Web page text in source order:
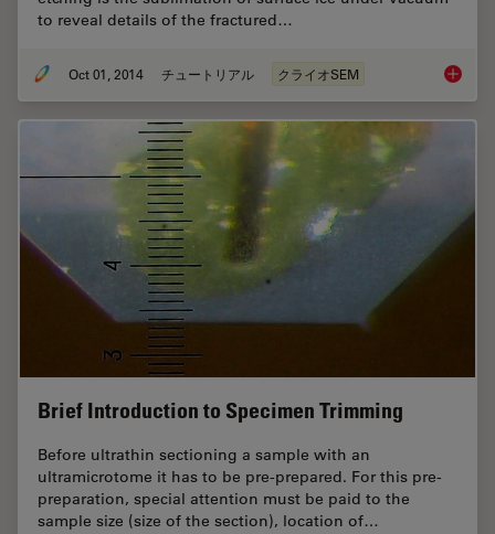
to reveal details of the fractured…
Oct 01, 2014 チュートリアル クライオSEM Brief
Brief Introduction to Specimen Trimming
Before ultrathin sectioning a sample with an
ultramicrotome it has to be pre-prepared. For this pre-
preparation, special attention must be paid to the
sample size (size of the section), location of…